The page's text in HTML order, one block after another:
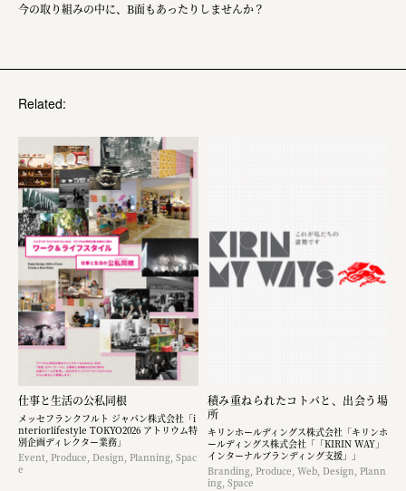
今の取り組みの中に、B面もあったりしませんか？
Related:
仕事と生活の公私同根
メッセフランクフルト ジャパン株式会社「i
nteriorlifestyle TOKYO2026 アトリウム特
別企画ディレクター業務」
Event, Produce, Design, Planning, Spac
e
積み重ねられたコトバと、出会う場
所
キリンホールディングス株式会社「キリンホ
ールディングス株式会社「「KIRIN WAY」
インターナルブランディング支援」」
Branding, Produce, Web, Design, Plann
ing, Space